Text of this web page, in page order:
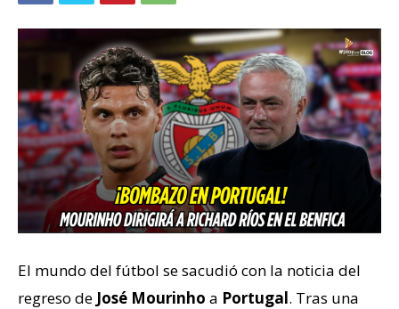
El mundo del fútbol se sacudió con la noticia del
regreso de José Mourinho a Portugal. Tras una